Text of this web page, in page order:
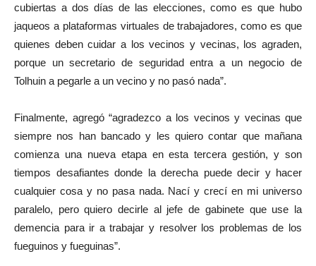
cubiertas a dos días de las elecciones, como es que hubo
jaqueos a plataformas virtuales de trabajadores, como es que
quienes deben cuidar a los vecinos y vecinas, los agraden,
porque un secretario de seguridad entra a un negocio de
Tolhuin a pegarle a un vecino y no pasó nada”.
Finalmente, agregó “agradezco a los vecinos y vecinas que
siempre nos han bancado y les quiero contar que mañana
comienza una nueva etapa en esta tercera gestión, y son
tiempos desafiantes donde la derecha puede decir y hacer
cualquier cosa y no pasa nada. Nací y crecí en mi universo
paralelo, pero quiero decirle al jefe de gabinete que use la
demencia para ir a trabajar y resolver los problemas de los
fueguinos y fueguinas”.